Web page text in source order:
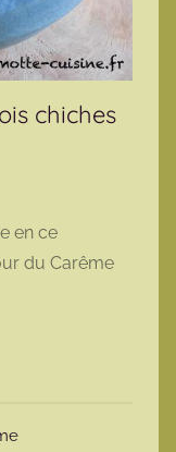
chiches
en ce
du Carême